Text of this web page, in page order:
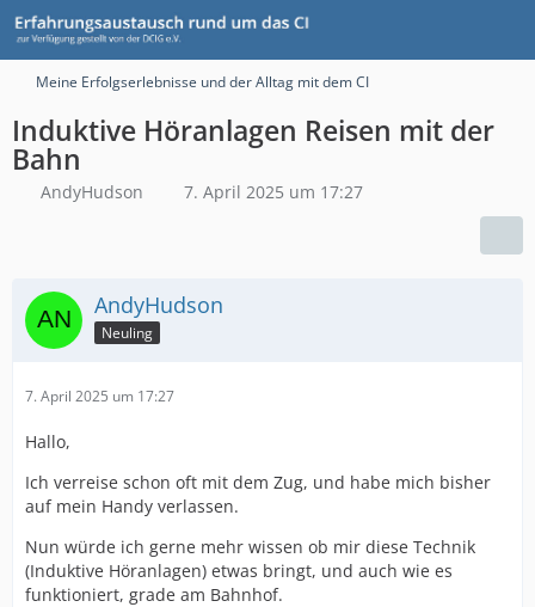
Meine Erfolgserlebnisse und der Alltag mit dem CI
Induktive Höranlagen Reisen mit der
Bahn
AndyHudson 7. April 2025 um 17:27
AndyHudson
Neuling
7. April 2025 um 17:27
Hallo,
Ich verreise schon oft mit dem Zug, und habe mich bisher
auf mein Handy verlassen.
Nun würde ich gerne mehr wissen ob mir diese Technik
(Induktive Höranlagen) etwas bringt, und auch wie es
funktioniert, grade am Bahnhof.